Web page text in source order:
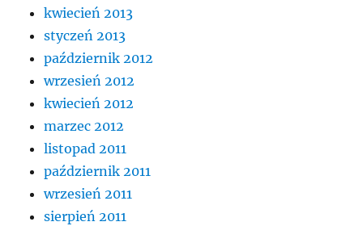
kwiecień 2013
styczeń 2013
październik 2012
wrzesień 2012
kwiecień 2012
marzec 2012
listopad 2011
październik 2011
wrzesień 2011
sierpień 2011